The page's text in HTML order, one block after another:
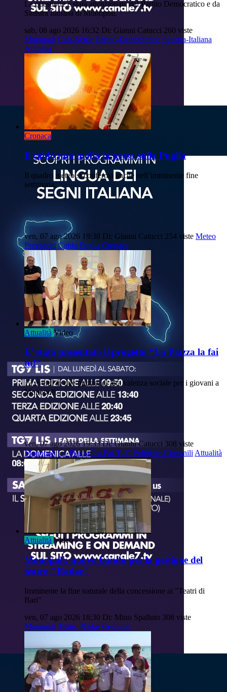
La questione è stata attenzionata dal Partito Democratico e da
Sinistra Italiana di Monopoli.
sab, 08 ago 2026 16:32 Di: Gianni Catucci 260 viste
Monopoli Cala-Verde Partito-Democratico Sinistra-Italiana
Attualità
Cronaca
Il caldo non molla la presa sulla Puglia
Il quadro meteo si conferma anche nell’imminente fine
settimana.
ven, 07 ago 2026 19:38 Di: Gianni Catucci 254 viste Meteo
Previsioni Caldo Puglia Cronaca
Attualità Video
E’ stato presentato il progetto “La Piazza la fai
tu!”
12 eventi in due piazze, di alta valenza sociale per i giovani a
Monopoli.
ven, 07 ago 2026 19:33 Di: Gianni Catucci 308 viste
Monopoli La-Piazza-La-Fai-Tu!” Politiche-Giovanili Attualità
Attualità Video
Monopoli: nuovo bando per la gestione del
teatro "Radar"
Imminente la fine naturale della concessione ai "Teatri di
Bari"
ven, 07 ago 2026 18:30 Di: Mino Spalluto 308 viste
Monopoli Teatro-Radar Gestione